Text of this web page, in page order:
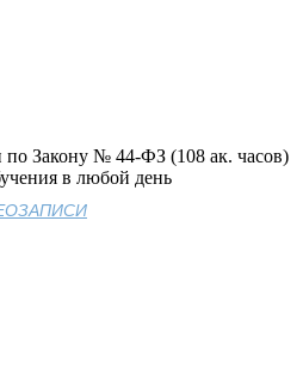
Закону № 44-ФЗ (108 ак. часов)
в любой день